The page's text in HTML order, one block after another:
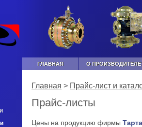
ГЛАВНАЯ О ПРОИЗВОДИТЕЛЕ
Главная > Прайс-лист и
Прайс-листы
Цены на продукцию фирмы